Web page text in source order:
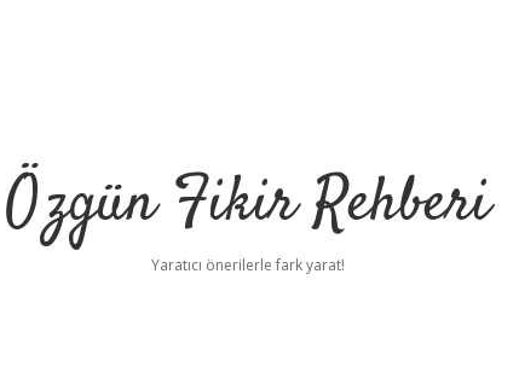
Özgün Fikir Rehberi
Yaratıcı önerilerle fark yarat!